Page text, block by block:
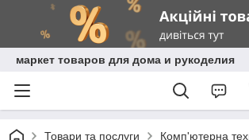
маркет товаров для дома и рукоделия
Товари та послуги Комп'ютерна